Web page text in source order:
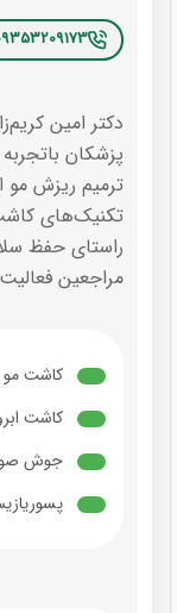
دکتر امین
پزشکان
ترمیم ریزش مو
تکنیک‌های
راستای حفظ
مراجعین
کاشت مو
کاشت
جوش